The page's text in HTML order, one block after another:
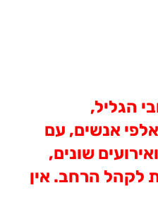
הגליל,
אנשים, עם
ואירועים שונים,
לקהל הרחב. אין